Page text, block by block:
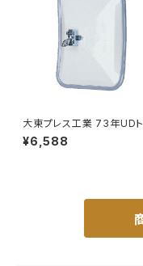
大東プレス工業 73年UD
ラーミラーL013 （P付）
¥6,588